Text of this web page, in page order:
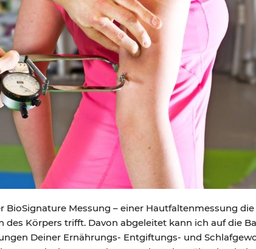
Messung – einer Hautfaltenmessung
des Körpers trifft. Davon abgeleitet kann ich auf die
Deiner Ernährungs- Entgiftungs- und